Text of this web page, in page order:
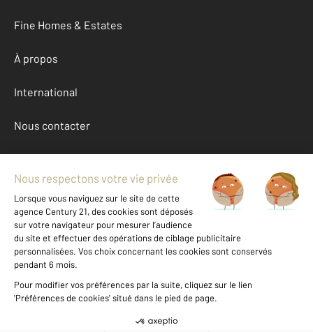
Fine Homes & Estates
À propos
International
Nous contacter
Mentions légales & CGU et Barèmes d'honoraires
Données personnelles
Gestionnaire des cookies
Achat maison autour de GERZAT (63360)